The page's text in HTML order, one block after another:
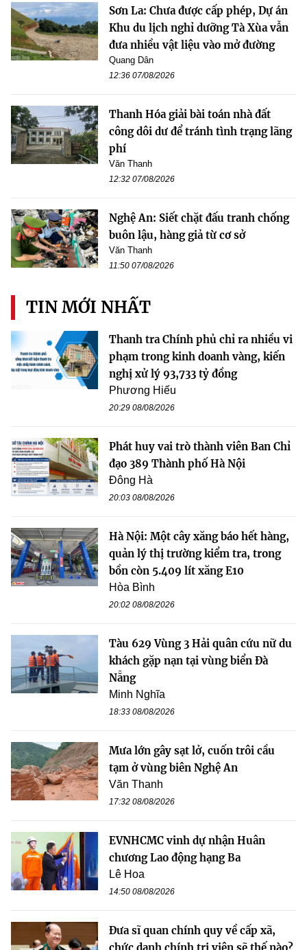
Sơn La: Chưa được cấp phép, Dự án
Khu du lịch nghỉ dưỡng Tà Xùa vẫn
đưa nhiều vật liệu vào mở đường
Quang Dân
12:36 07/08/2026
Thanh Hóa giải bài toán nhà đất
công dôi dư để tránh tình trạng lãng
phí
Văn Thanh
12:32 07/08/2026
Nghệ An: Siết chặt đấu tranh chống
buôn lậu, hàng giả từ cơ sở
Văn Thanh
11:50 07/08/2026
TIN MỚI NHẤT
Thanh tra Chính phủ chỉ ra nhiều vi
phạm trong kinh doanh vàng, kiến
nghị xử lý 93,733 tỷ đồng
Phương Hiếu
20:29 08/08/2026
Phát huy vai trò thành viên Ban Chỉ
đạo 389 Thành phố Hà Nội
Đông Hà
20:03 08/08/2026
Hà Nội: Một cây xăng báo hết hàng,
quản lý thị trường kiểm tra, trong
bồn còn 5.409 lít xăng E10
Hòa Bình
20:02 08/08/2026
Tàu 629 Vùng 3 Hải quân cứu nữ du
khách gặp nạn tại vùng biển Đà
Nẵng
Minh Nghĩa
18:33 08/08/2026
Mưa lớn gây sạt lở, cuốn trôi cầu
tạm ở vùng biên Nghệ An
Văn Thanh
17:32 08/08/2026
EVNHCMC vinh dự nhận Huân
chương Lao động hạng Ba
Lê Hoa
14:50 08/08/2026
Đưa sĩ quan chính quy về cấp xã,